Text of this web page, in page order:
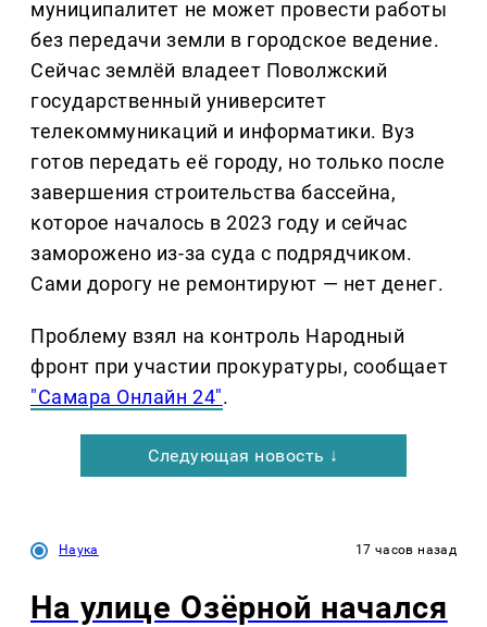
муниципалитет не может провести работы
без передачи земли в городское ведение.
Сейчас землёй владеет Поволжский
государственный университет
телекоммуникаций и информатики. Вуз
готов передать её городу, но только после
завершения строительства бассейна,
которое началось в 2023 году и сейчас
заморожено из-за суда с подрядчиком.
Сами дорогу не ремонтируют — нет денег.
Проблему взял на контроль Народный
фронт при участии прокуратуры, сообщает
"Самара Онлайн 24".
Следующая новость ↓
Наука 17 часов назад
На улице Озëрной начался